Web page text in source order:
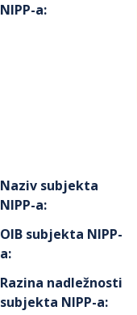
NIPP-a:
Naziv subjekta
NIPP-a:
OIB subjekta NIPP-
a:
Razina nadležnosti
subjekta NIPP-a: